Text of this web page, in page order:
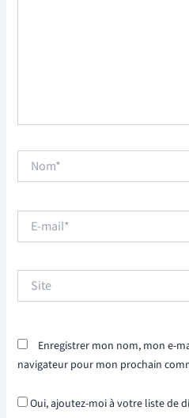
Nom*
mail*
Site
Enregistrer mon nom, mon e-
navigateur pour mon prochain
Oui, ajoutez-moi à votre liste de